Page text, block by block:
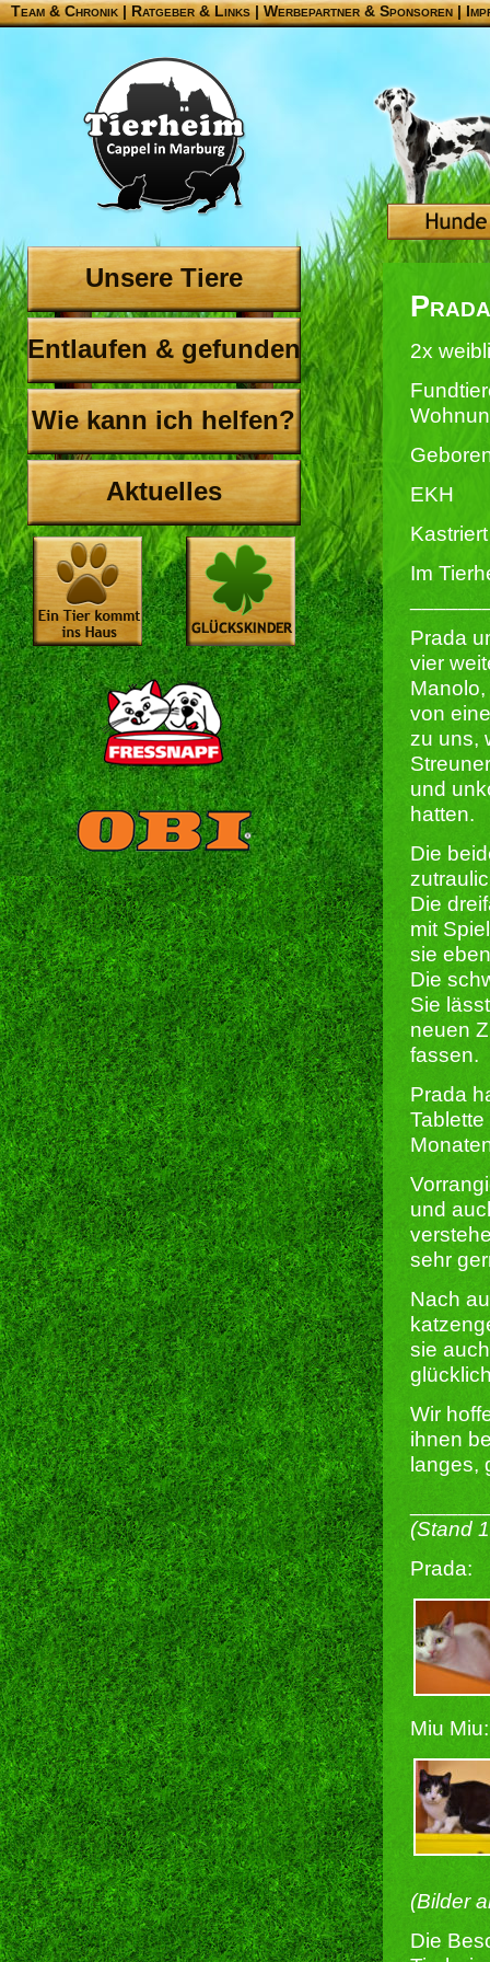
Team & Chronik |Ratgeber & Links|Werbepartner & Sponsoren|
Unsere Tiere
Entlaufen & gefunden
Wie kann ich helfen?
Aktuelles
2x
EKH
Im
Prada
vier
von
zu uns,
und
hatten.
Die
Die
mit
sie
Die
Sie
neuen
fassen.
Prada
und
sehr
Nach
sie
Wir
ihnen
langes,
(Stand
Prada:
Miu Miu:
(Bilder
Die